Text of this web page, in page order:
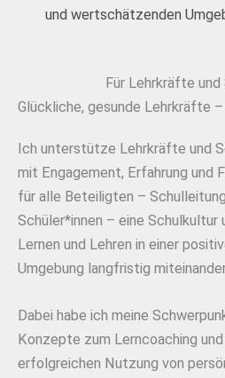
und wertschätzenden
Für Lehrkräfte
Glückliche, gesunde Lehrkräfte
Ich unterstütze Lehrkräfte und
mit Engagement, Erfahrung und
für alle Beteiligten –
Schüler*innen – eine
Lernen und Lehren in einer
Umgebung langfristig
Dabei habe ich meine
Konzepte zum Lerncoaching
erfolgreichen Nutzung von